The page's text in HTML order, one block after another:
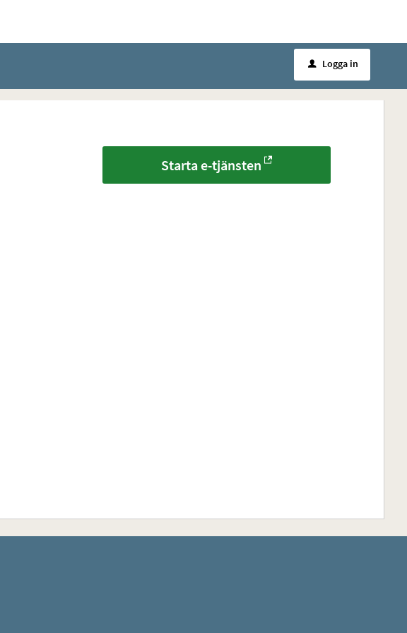
u Logga in
Starta e-tjänsten